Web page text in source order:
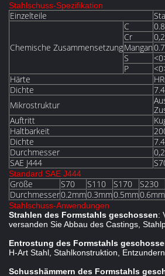
Stahlschuss-Spezifikation
Einzelteile
Chemische Zusammensetzung
C
Cr
Mangan
S
P
Härte
Dichte
Mikrostruktur
Auftritt
Haltbarkeit
Dichte
Durchmesser
SAE J444
Standard SAE J444
Größe S70 S110 S170 S230
Durchmesser0.2mm0.3mm0.5mm0.6mm
Stahlschuss-Anwendungen
Strahlen des Formstahls geschossen:
versanden Sie Abbau des Castings,
Entrostung des Formstahls
H-Art Stahl, Stahlkonstruktion,
Schusshämmern des Formstahls